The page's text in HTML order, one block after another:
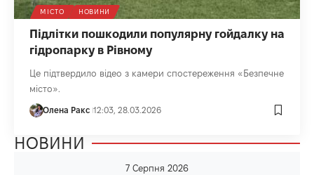
МІСТО НОВИНИ
Підлітки пошкодили популярну гойдалку на
гідропарку в Рівному
Це підтвердило відео з камери спостереження «Безпечне
місто».
Олена Ракс 12:03, 28.03.2026
НОВИНИ
7 Серпня 2026